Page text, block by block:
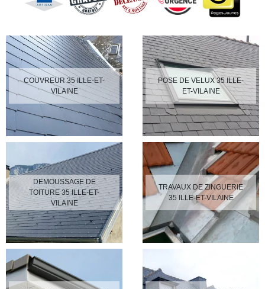
COUVREUR 35 ILLE-ET-
VILAINE
DEMOUSSAGE DE
TOITURE 35 ILLE-ET-
VILAINE
POSE DE VELUX 35 ILLE-
ET-VILAINE
TRAVAUX DE ZINGUERIE
35 ILLE-ET-VILAINE